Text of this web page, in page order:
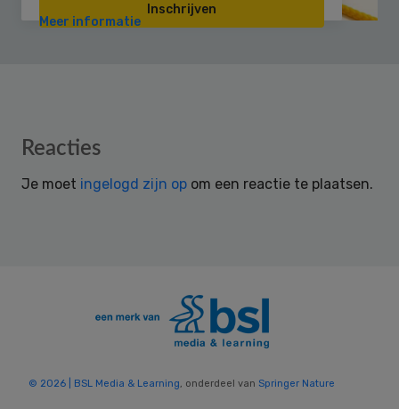
Inschrijven
Meer informatie
Reader
Reacties
Je moet ingelogd zijn op om een reactie te plaatsen.
© 2026 | BSL Media & Learning , onderdeel van Springer Nature